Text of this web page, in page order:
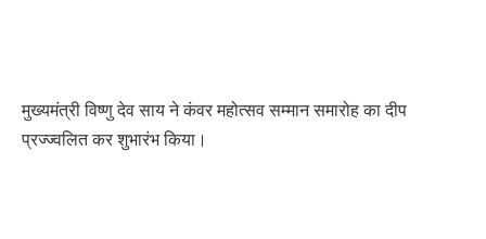
मुख्यमंत्री विष्णु देव साय ने कंवर महोत्सव सम्मान समारोह का दीप
प्रज्ज्वलित कर शुभारंभ किया।